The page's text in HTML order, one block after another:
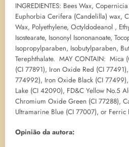
INGREDIENTES: Bees Wax,
Euphorbia Cerifera (Candelilla) wax,
Wax, Polyethylene, Octyldodeanol ,
Isostearate, Isononyl Isononanoate,
Isopropylparaben, Isobutylparaben,
Terephthalate. MAY CONTAIN: Mica
(CI 77891), Iron Oxide Red (CI
774992), Iron Oxide Black (CI
Lake (CI 42090), FD&C Yellow No.5
Chromium Oxide Green (CI 77288),
Ultramarine Blue (CI 77007), or Ferric
Opinião da autora: